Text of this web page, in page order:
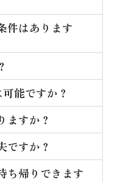
件はあります
能ですか？
ますか？
ですか？
ち帰りできます